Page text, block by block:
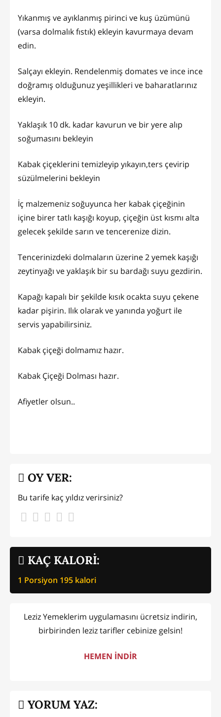
Yıkanmış ve ayıklanmış pirinci ve kuş üzümünü
(varsa dolmalık fıstık) ekleyin kavurmaya devam
edin.
Salçayı ekleyin. Rendelenmiş domates ve ince ince
doğramış olduğunuz yeşillikleri ve baharatlarınız
ekleyin.
Yaklaşık 10 dk. kadar kavurun ve bir yere alıp
soğumasını bekleyin
Kabak çiçeklerini temizleyip yıkayın,ters çevirip
süzülmelerini bekleyin
İç malzemeniz soğuyunca her kabak çiçeğinin
içine birer tatlı kaşığı koyup, çiçeğin üst kısmı alta
gelecek şekilde sarın ve tencerenize dizin.
Tencerinizdeki dolmaların üzerine 2 yemek kaşığı
zeytinyağı ve yaklaşık bir su bardağı suyu gezdirin.
Kapağı kapalı bir şekilde kısık ocakta suyu çekene
kadar pişirin. Ilık olarak ve yanında yoğurt ile
servis yapabilirsiniz.
Kabak çiçeği dolmamız hazır.
Kabak Çiçeği Dolması hazır.
Afiyetler olsun..
KAÇ KALORİ:
1 Porsiyon 195 kalori
OY VER:
Bu tarife kaç yıldız verirsiniz?
Leziz Yemeklerim uygulamasını ücretsiz indirin,
birbirinden leziz tarifler cebinize gelsin!
HEMEN İNDİR
YORUM YAZ: